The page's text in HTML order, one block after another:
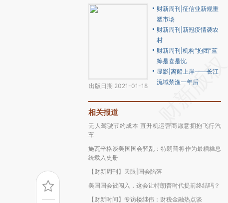
出版日期 2021-01-18
财新周刊|征信业新规重
塑市场
财新周刊|新冠疫情袭农
村
财新周刊|机构“抱团”蓝
筹是喜是忧
显影|离船上岸——长江
流域禁渔一年后
相关报道
无人驾驶节约成本 直升机运营商愿意拥抱飞行汽
车
施瓦辛格谈美国国会骚乱：特朗普将作为最糟糕总
统载入史册
【财新周刊】天眼|国会陷落
美国国会被闯入，这会让特朗普时代提前终结吗？
【财新时间】专访楼继伟：财税金融热点谈